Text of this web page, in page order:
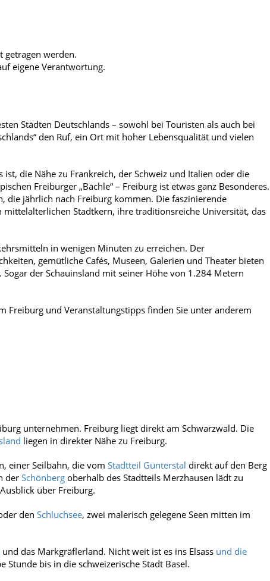
getragen werden.
eigene Verantwortung.
Städten Deutschlands – sowohl bei Touristen als auch bei
den Ruf, ein Ort mit hoher Lebensqualität und vielen
die Nähe zu Frankreich, der Schweiz und Italien oder die
Freiburger „Bächle“ – Freiburg ist etwas ganz Besonderes.
die jährlich nach Freiburg kommen. Die faszinierende
Stadtkern, ihre traditionsreiche Universität, das
in wenigen Minuten zu erreichen. Der
gemütliche Cafés, Museen, Galerien und Theater bieten
der Schauinsland mit seiner Höhe von 1.284 Metern
und Veranstaltungstipps finden Sie unter anderem
unternehmen. Freiburg liegt direkt am Schwarzwald. Die
liegen in direkter Nähe zu Freiburg.
einer Seilbahn, die vom Stadtteil Günterstal direkt auf den Berg
der Schönberg oberhalb des Stadtteils Merzhausen lädt zu
über Freiburg.
den Schluchsee, zwei malerisch gelegene Seen mitten im
und das Markgräflerland. Nicht weit ist es ins Elsass und die
bis in die schweizerische Stadt Basel.